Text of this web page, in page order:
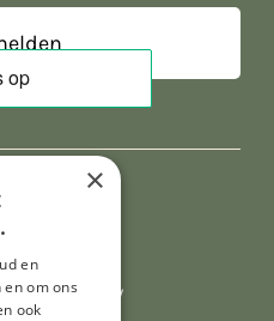
zijn incl. BTW
×
en
om ons
ook